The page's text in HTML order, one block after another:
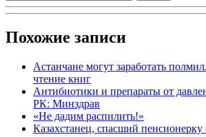
Похожие записи
Астанчане могут заработать
чтение книг
Антибиотики и препараты от
РК: Минздрав
«Не дадим распилить!»
Казахстанец, спасший